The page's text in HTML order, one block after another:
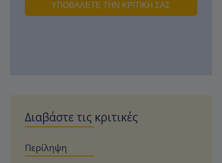
ΥΠΟΒΆΛΕΤΕ ΤΗΝ ΚΡΙΤΙΚΉ ΣΑΣ
Διαβάστε τις κριτικές
Περίληψη